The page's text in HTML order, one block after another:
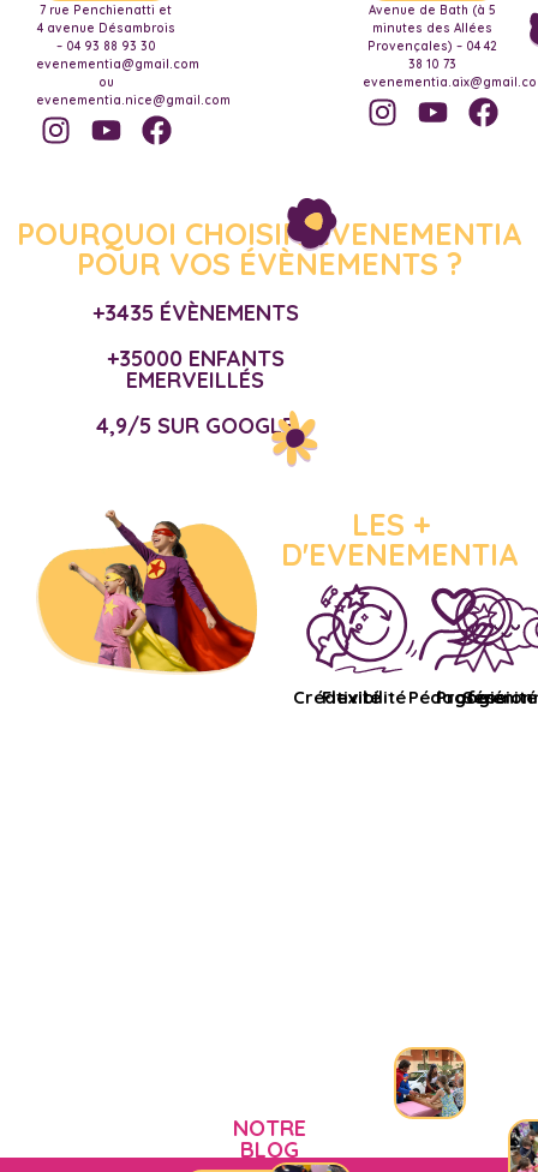
7 rue Penchienatti et
4 avenue Désambrois
– 04 93 88 93 30
evenementia@gmail.com
ou
evenementia.nice@gmail.com
Avenue de Bath (à 5
minutes des Allées
Provençales) – 04 42
38 10 73
POURQUOI CHOISIR EVENEMENTIA
POUR VOS ÉVÈNEMENTS ?
+3435 ÉVÈNEMENTS
+35000 ENFANTS
EMERVEILLÉS
4,9/5 SUR GOOGLE
LES +
D'EVENEMENTIA
Créativité
FlexibilitéPédagogie
Sérénité
NOTRE
BLOG